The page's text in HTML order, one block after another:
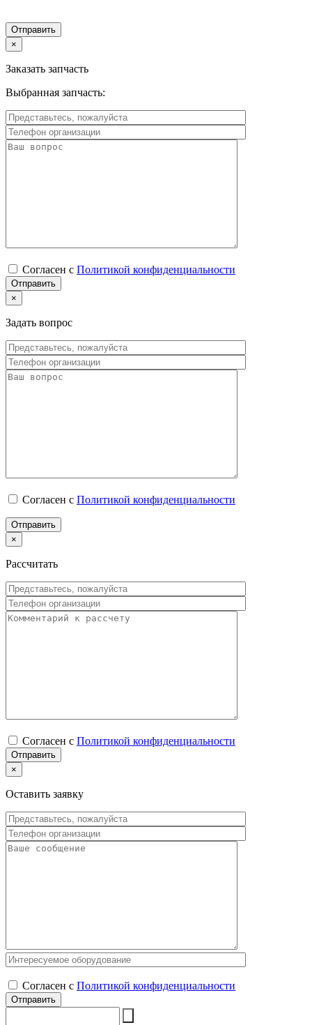
×
Заказать запчасть
Выбранная запчасть:
Согласен с Политикой конфиденциальности
×
Задать вопрос
Согласен с Политикой конфиденциальности
×
Рассчитать
Согласен с Политикой конфиденциальности
×
Оставить заявку
Согласен с Политикой конфиденциальности